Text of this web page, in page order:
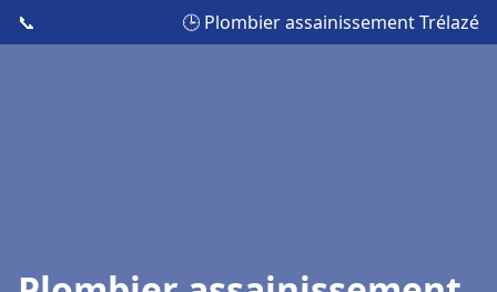
📞 🕒 Plombier assainissement Trélazé